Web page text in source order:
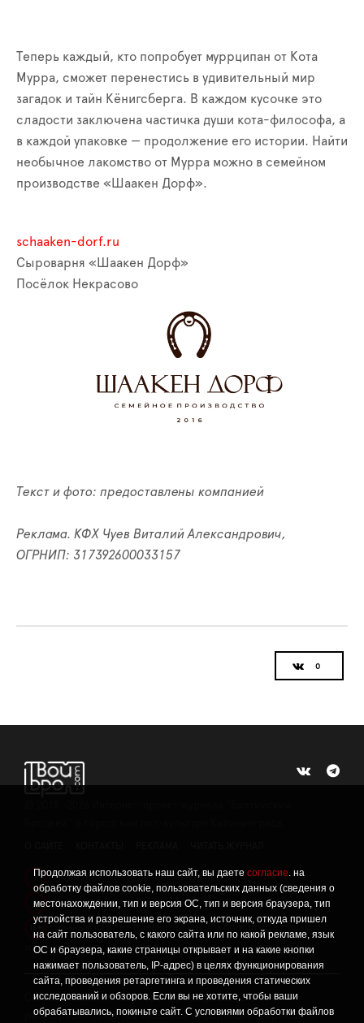
Продолжая использовать наш сайт, вы даете согласие. на
обработку файлов cookie, пользовательских данных (сведения о
местонахождении, тип и версия ОС, тип и версия браузера, тип
устройства и разрешение его экрана, источник, откуда пришел
на сайт пользователь, с какого сайта или по какой рекламе, язык
ОС и браузера, какие страницы открывает и на какие кнопки
нажимает пользователь, IP-адрес) в целях функционирования
сайта, проведения ретаргетинга и проведения статических
исследований и обзоров. Если вы не хотите, чтобы ваши
обрабатывались, покиньте сайт. С условиями обработки файлов
Теперь каждый, кто попробует муррципан от Кота
Мурра, сможет перенестись в удивительный мир
загадок и тайн Кёнигсберга. В каждом кусочке это
сладости заключена частичка души кота-философа, а
в каждой упаковке — продолжение его истории. Найти
необычное лакомство от Мурра можно в семейном
производстве «Шаакен Дорф».
schaaken-dorf.ru
Сыроварня «Шаакен Дорф»
Посёлок Некрасово
Текст и фото: предоставлены компанией
Реклама. КФХ Чуев Виталий Александрович,
ОГРНИП: 317392600033157
! Политика конфиденциальности
! Информация о проведении СОУТ
Данный сайт не предназначен для просмотра лицам
младше 16 лет.
Сетевое издание «Твой Бро», реестровая запись о
регистрации средства массовой информации: серия Эл №